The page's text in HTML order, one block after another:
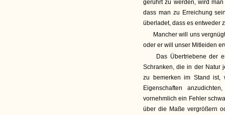
gerührt zu werden, wird
dass man zu Erreichung
überladet, dass es entweder
Mancher will uns
oder er will unser Mitleiden
Das Übertriebene der
Schranken, die in der Natur
zu bemerken im Stand ist,
Eigenschaften
vornehmlich ein Fehler
über die Maße vergrößern